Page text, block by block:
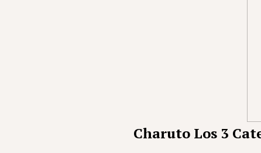
Charuto Los 3